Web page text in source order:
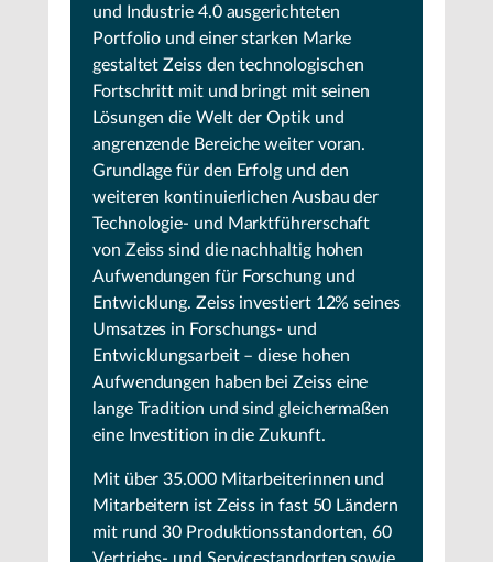
und Industrie 4.0 ausgerichteten
Portfolio und einer starken Marke
gestaltet Zeiss den technologischen
Fortschritt mit und bringt mit seinen
Lösungen die Welt der Optik und
angrenzende Bereiche weiter voran.
Grundlage für den Erfolg und den
weiteren kontinuierlichen Ausbau der
Technologie- und Marktführerschaft
von Zeiss sind die nachhaltig hohen
Aufwendungen für Forschung und
Entwicklung. Zeiss investiert 12% seines
Umsatzes in Forschungs- und
Entwicklungsarbeit – diese hohen
Aufwendungen haben bei Zeiss eine
lange Tradition und sind gleichermaßen
eine Investition in die Zukunft.
Mit über 35.000 Mitarbeiterinnen und
Mitarbeitern ist Zeiss in fast 50 Ländern
mit rund 30 Produktionsstandorten, 60